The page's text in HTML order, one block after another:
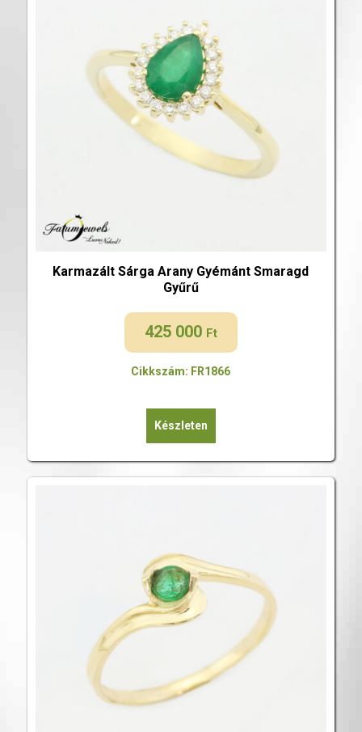
Karmazált Sárga Arany Gyémánt Smaragd
Gyűrű
425 000 Ft
Cikkszám: FR1866
Készleten